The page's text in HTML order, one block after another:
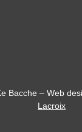
Bacche – Web
Lacroix